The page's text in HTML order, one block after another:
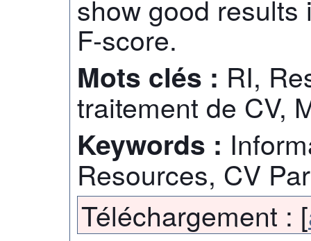
show good
F-score.
Mots clés : RI,
traitement de CV,
Keywords :
Resources, CV
Téléchargement : [